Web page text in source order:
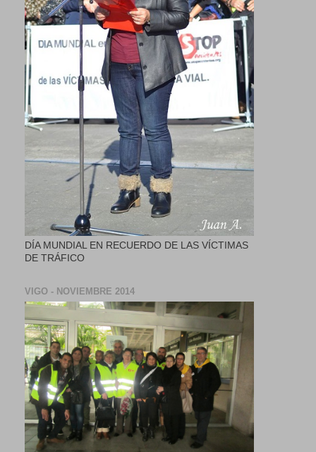
DÍA MUNDIAL EN RECUERDO DE LAS VÍCTIMAS
DE TRÁFICO
VIGO - NOVIEMBRE 2014